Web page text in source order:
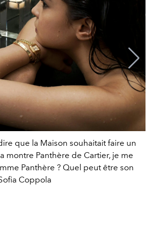
que la Maison souhaitait faire un
Panthère de Cartier, je me
Panthère ? Quel peut être son
Coppola